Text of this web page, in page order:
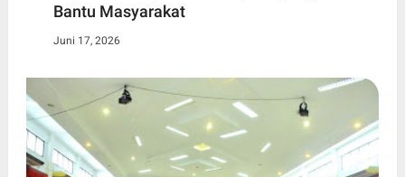
Bantu Masyarakat
Juni 17, 2026